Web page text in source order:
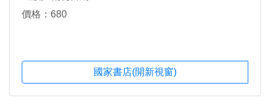
價格：680
國家書店(開新視窗)